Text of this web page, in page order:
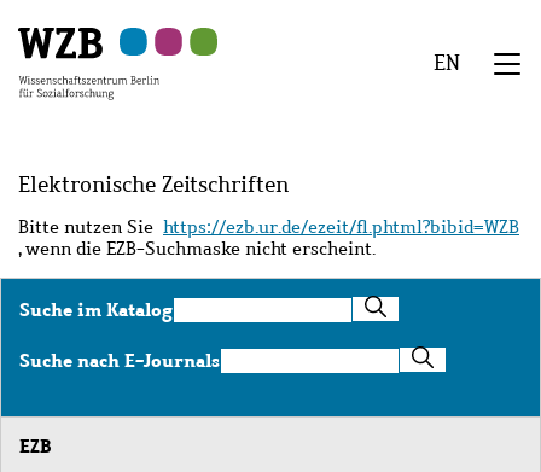
Hauptinhalt
springen
Navigation
springen
Suche
springen
Sekundärnavigation
springen
Fußzeile
springen
EN
Elektronische Zeitschriften
Bitte nutzen Sie https://ezb.ur.de/ezeit/fl.phtml?bibid=WZB
, wenn die EZB-Suchmaske nicht erscheint.
Suche im KatalogSuche
im
Katalog
Suche nach E-JournalsSuche
nach
Journals
EZB